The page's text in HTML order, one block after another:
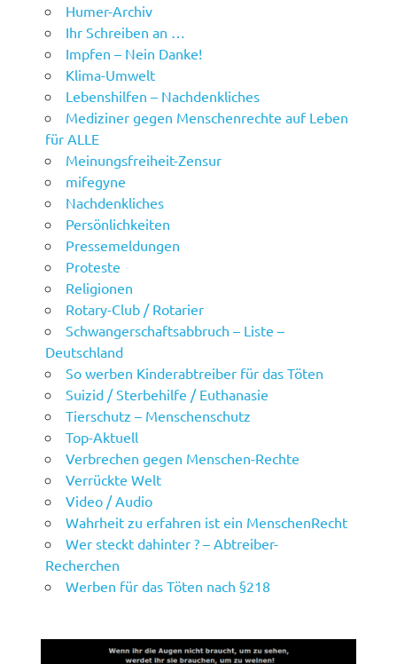
Humer-Archiv
Ihr Schreiben an …
Impfen – Nein Danke!
Klima-Umwelt
Lebenshilfen – Nachdenkliches
Mediziner gegen Menschenrechte auf Leben
für ALLE
Meinungsfreiheit-Zensur
mifegyne
Nachdenkliches
Persönlichkeiten
Pressemeldungen
Proteste
Religionen
Rotary-Club / Rotarier
Schwangerschaftsabbruch – Liste –
Deutschland
So werben Kinderabtreiber für das Töten
Suizid / Sterbehilfe / Euthanasie
Tierschutz – Menschenschutz
Top-Aktuell
Verbrechen gegen Menschen-Rechte
Verrückte Welt
Video / Audio
Wahrheit zu erfahren ist ein MenschenRecht
Wer steckt dahinter ? – Abtreiber-
Recherchen
Werben für das Töten nach §218